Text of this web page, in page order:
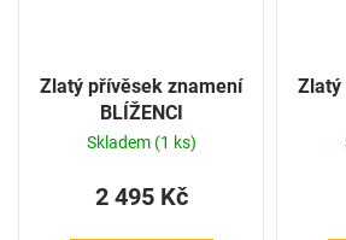
Zlatý přívěsek znamení
BLÍŽENCI
Skladem (1 ks)
2 495 Kč
Zlatý